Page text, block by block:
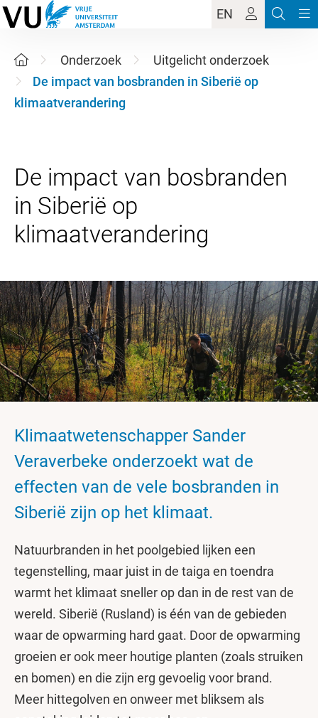
EN
Onderzoek
Uitgelicht onderzoek
De impact van bosbranden in Siberië op
klimaatverandering
De impact van bosbranden
in Siberië op
Klimaatwetenschapper Sander
Veraverbeke onderzoekt wat de
effecten van de vele bosbranden in
Siberië zijn op het klimaat.
Natuurbranden in het poolgebied lijken een
tegenstelling, maar juist in de taiga en toendra
warmt het klimaat sneller op dan in de rest van de
wereld. Siberië (Rusland) is één van de gebieden
waar de opwarming hard gaat. Door de opwarming
groeien er ook meer houtige planten (zoals struiken
en bomen) en die zijn erg gevoelig voor brand.
Meer hittegolven en onweer met bliksem als